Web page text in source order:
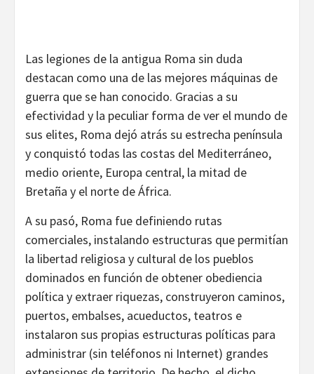
Las legiones de la antigua Roma sin duda
destacan como una de las mejores máquinas de
guerra que se han conocido. Gracias a su
efectividad y la peculiar forma de ver el mundo de
sus elites, Roma dejó atrás su estrecha península
y conquistó todas las costas del Mediterráneo,
medio oriente, Europa central, la mitad de
Bretaña y el norte de África.
A su pasó, Roma fue definiendo rutas
comerciales, instalando estructuras que permitían
la libertad religiosa y cultural de los pueblos
dominados en función de obtener obediencia
política y extraer riquezas, construyeron caminos,
puertos, embalses, acueductos, teatros e
instalaron sus propias estructuras políticas para
administrar (sin teléfonos ni Internet) grandes